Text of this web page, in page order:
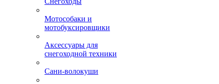
Мотособаки и
мотобуксировщики
Аксессуары для
снегоходной техники
Сани-волокуши